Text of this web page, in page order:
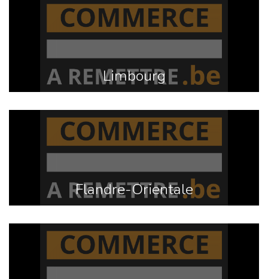
Limbourg
Flandre-Orientale